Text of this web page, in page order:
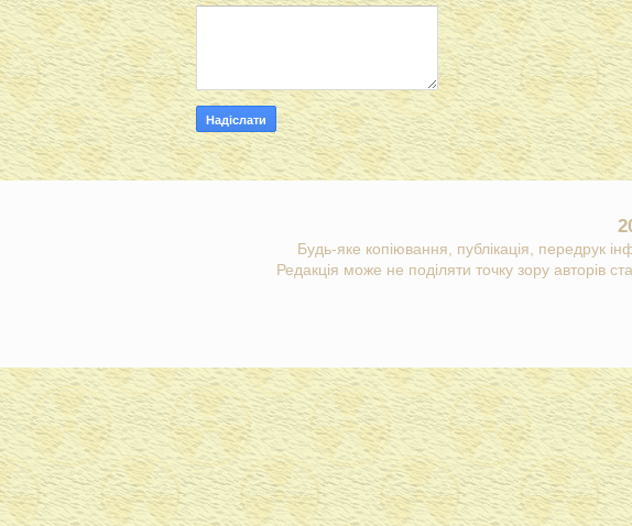
Будь-яке копіювання, публікація, передрук
Редакція може не поділяти точку зору авторів